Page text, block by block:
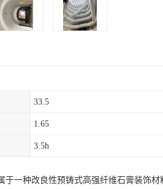
33.5
1.65
3.5h
于一种改良性预铸式高强纤维石膏装饰